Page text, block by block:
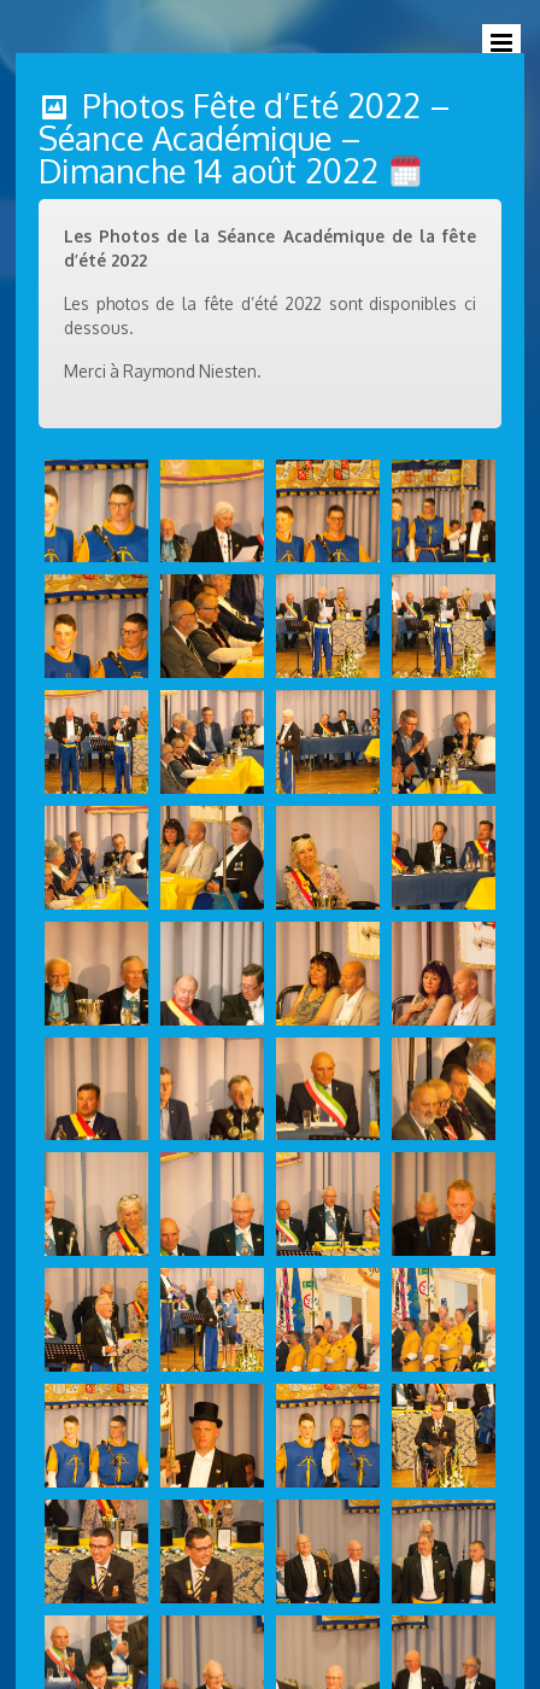
Photos Fête d’Eté 2022 –
Séance Académique –
Dimanche 14 août 2022
Les Photos de la Séance Académique de la fête
d’été 2022
Les photos de la fête d’été 2022 sont disponibles ci
dessous.
Merci à Raymond Niesten.